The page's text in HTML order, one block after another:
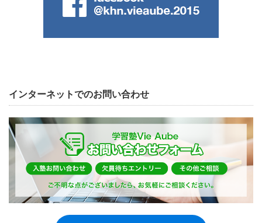
インターネットでのお問い合わせ